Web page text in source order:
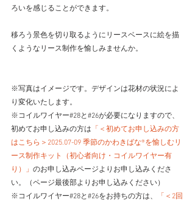
ろいを感じることができます。
移ろう景色を切り取るようにリースベースに絵を描
くようなリース制作を愉しみませんか。
※写真はイメージです。デザインは花材の状況によ
り変化いたします。
※コイルワイヤー#28と#26が必要になりますので、
初めてお申し込みの方は 「＜初めてお申し込みの方
はこちら＞2025.07-09 季節のかわきばな®を愉しむリ
ース制作キット（初心者向け・コイルワイヤー有
り）」 のお申し込みページよりお申し込みくださ
い。（ページ最後部よりお申し込みください）
※コイルワイヤー#28と#26をお持ちの方は、
「＜2回